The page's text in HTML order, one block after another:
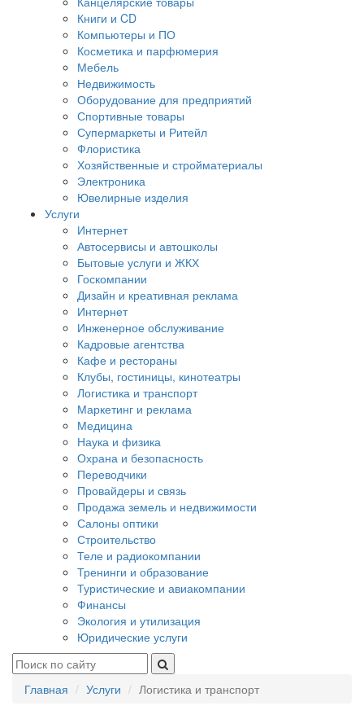
Книги и CD
Компьютеры и ПО
Косметика и парфюмерия
Мебель
Недвижимость
Оборудование для предприятий
Спортивные товары
Супермаркеты и Ритейл
Флористика
Хозяйственные и стройматериалы
Электроника
Ювелирные изделия
Услуги
Интернет
Автосервисы и автошколы
Бытовые услуги и ЖКХ
Госкомпании
Дизайн и креативная реклама
Интернет
Инженерное обслуживание
Кадровые агентства
Кафе и рестораны
Клубы, гостиницы, кинотеатры
Логистика и транспорт
Маркетинг и реклама
Медицина
Наука и физика
Охрана и безопасность
Переводчики
Провайдеры и связь
Продажа земель и недвижимости
Салоны оптики
Строительство
Теле и радиокомпании
Тренинги и образование
Туристические и авиакомпании
Финансы
Экология и утилизация
Юридические услуги
Главная Услуги Логистика и транспорт